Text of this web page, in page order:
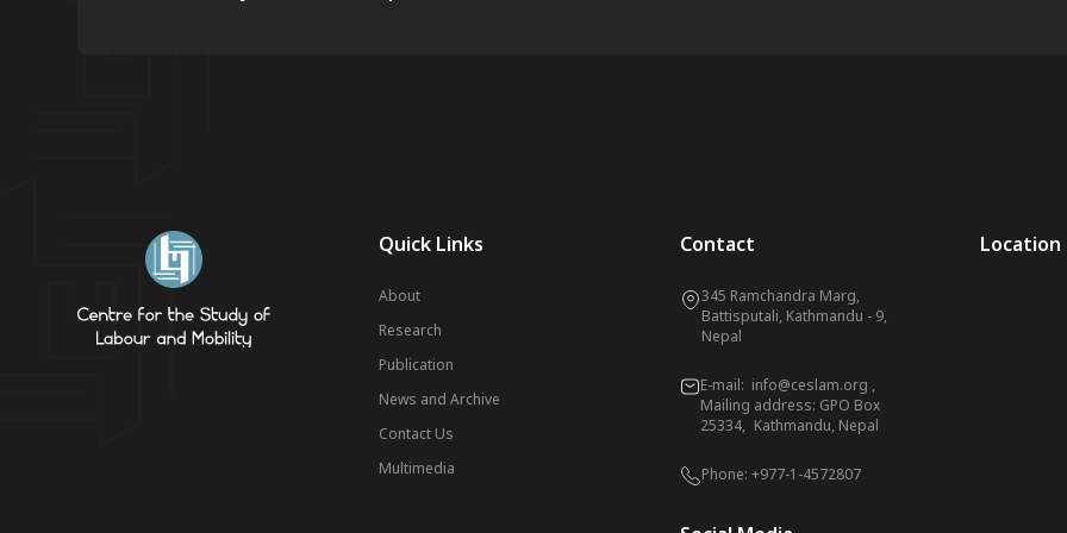
Quick Links
About
Research
Publication
News and Archive
Contact Us
Multimedia
Contact
345 Ramchandra Marg,
Battisputali, Kathmandu - 9,
Nepal
E-mail: info@ceslam.org ,
Mailing address: GPO Box
25334, Kathmandu, Nepal
Phone: +977-1-4572807
Location